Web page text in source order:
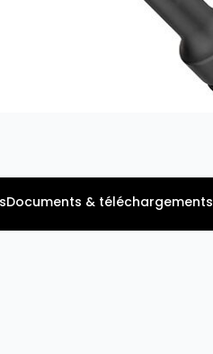
Documents & téléchargements